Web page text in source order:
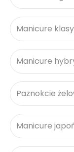
Manicure
Manicure
Paznokcie
Manicure